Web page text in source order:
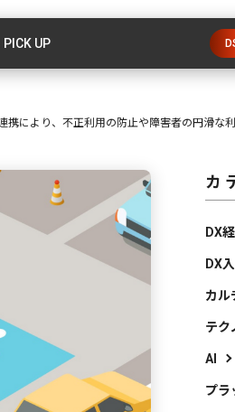
PICK UP
携により、不正利用の防止や障害者の円滑な
カ
DX
DX
カル
テク
AI
プラ